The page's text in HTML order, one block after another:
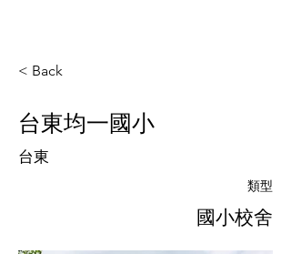
< Back
台東均一國小
台東
類型
國小校舍